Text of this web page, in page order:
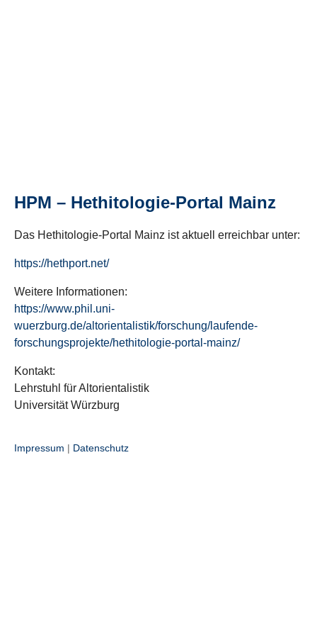
HPM – Hethitologie-Portal Mainz
Das Hethitologie-Portal Mainz ist aktuell erreichbar unter:
https://hethport.net/
Weitere Informationen:
https://www.phil.uni-
wuerzburg.de/altorientalistik/forschung/laufende-
forschungsprojekte/hethitologie-portal-mainz/
Kontakt:
Lehrstuhl für Altorientalistik
Universität Würzburg
Impressum | Datenschutz